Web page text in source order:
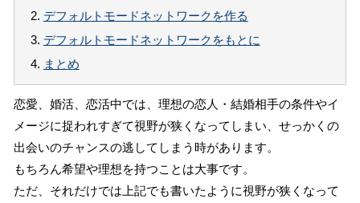
2. デフォルトモードネットワークを作る
3. デフォルトモードネットワークをもとに
4. まとめ
恋愛、婚活、恋活中では、理想の恋人・結婚相手の条件やイ
メージに捉われすぎて視野が狭くなってしまい、せっかくの
出会いのチャンスの逃してしまう時があります。
もちろん希望や理想を持つことは大事です。
ただ、それだけでは上記でも書いたように視野が狭くなって